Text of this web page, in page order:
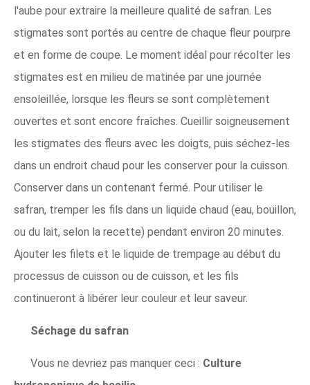
l'aube pour extraire la meilleure qualité de safran. Les
stigmates sont portés au centre de chaque fleur pourpre
et en forme de coupe. Le moment idéal pour récolter les
stigmates est en milieu de matinée par une journée
ensoleillée, lorsque les fleurs se sont complètement
ouvertes et sont encore fraîches. Cueillir soigneusement
les stigmates des fleurs avec les doigts, puis séchez-les
dans un endroit chaud pour les conserver pour la cuisson.
Conserver dans un contenant fermé. Pour utiliser le
safran, tremper les fils dans un liquide chaud (eau, bouillon,
ou du lait, selon la recette) pendant environ 20 minutes.
Ajouter les filets et le liquide de trempage au début du
processus de cuisson ou de cuisson, et les fils
continueront à libérer leur couleur et leur saveur.
Séchage du safran
Vous ne devriez pas manquer ceci : Culture